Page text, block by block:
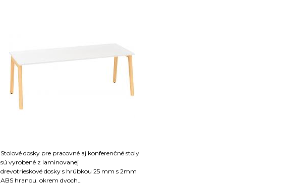
Stolové dosky pre pracovné aj konferenčné stoly
sú vyrobené z laminovanej
drevotrieskové dosky s hrúbkou 25 mm s 2mm
ABS hranou. okrem dvoch